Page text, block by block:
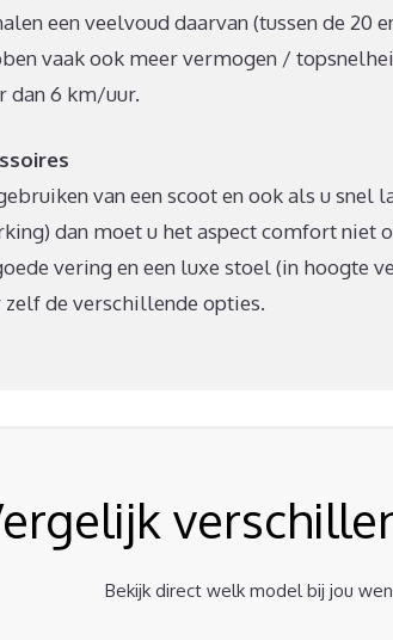
een veelvoud daarvan (tussen de 20
vaak ook meer vermogen /
dan 6 km/uur.
van een scoot en ook als u snel
dan moet u het aspect comfort niet
vering en een luxe stoel (in hoogte
zelf de verschillende opties.
Bekijk direct welk model bij jou